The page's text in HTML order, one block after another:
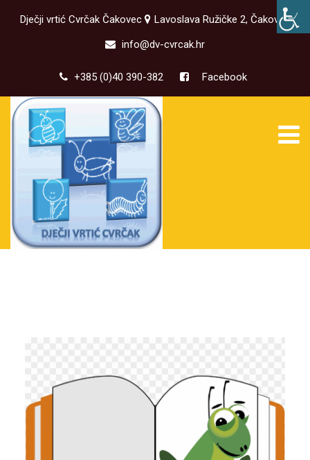
Dječji vrtić Cvrčak Čakovec
Lavoslava Ružičke 2, Čakovec
info@dv-cvrcak.hr
+385 (0)40 390-382 Facebook